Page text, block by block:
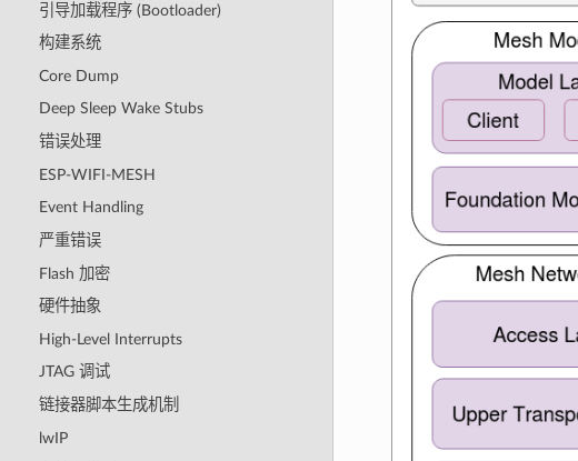
引导加载程序 (Bootloader)
构建系统
Core Dump
Deep Sleep Wake Stubs
错误处理
ESP-WIFI-MESH
Event Handling
严重错误
Flash 加密
硬件抽象
High-Level Interrupts
JTAG 调试
链接器脚本生成机制
lwIP